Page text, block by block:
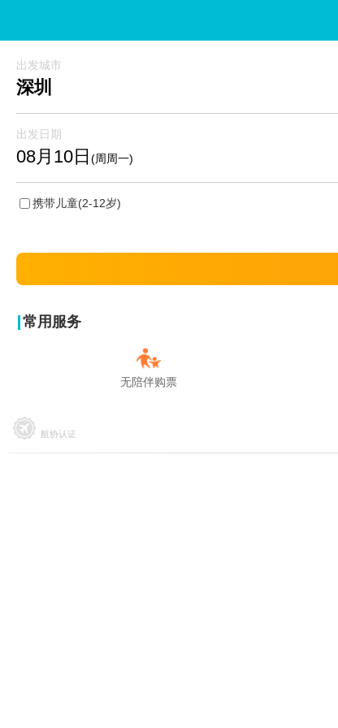
出发城市
深圳
出发日期
08月10日 (周周一)
携带儿童(2-12岁)
常用服务
无陪伴购票
航协认证